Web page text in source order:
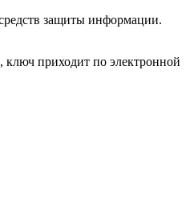
защиты информации.
ключ приходит по электронной